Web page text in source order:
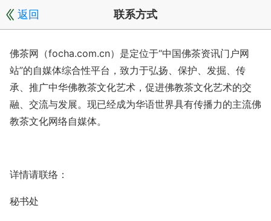
返回 联系方式
佛茶网（focha.com.cn）是定位于“中国佛茶资讯门户网
站”的自媒体综合性平台，致力于弘扬、保护、发掘、传
承、推广中华佛教茶文化艺术，促进佛教茶文化艺术的交
融、交流与发展。现已经成为华语世界具有传播力的主流佛
教茶文化网络自媒体。
详情请联络：
秘书处